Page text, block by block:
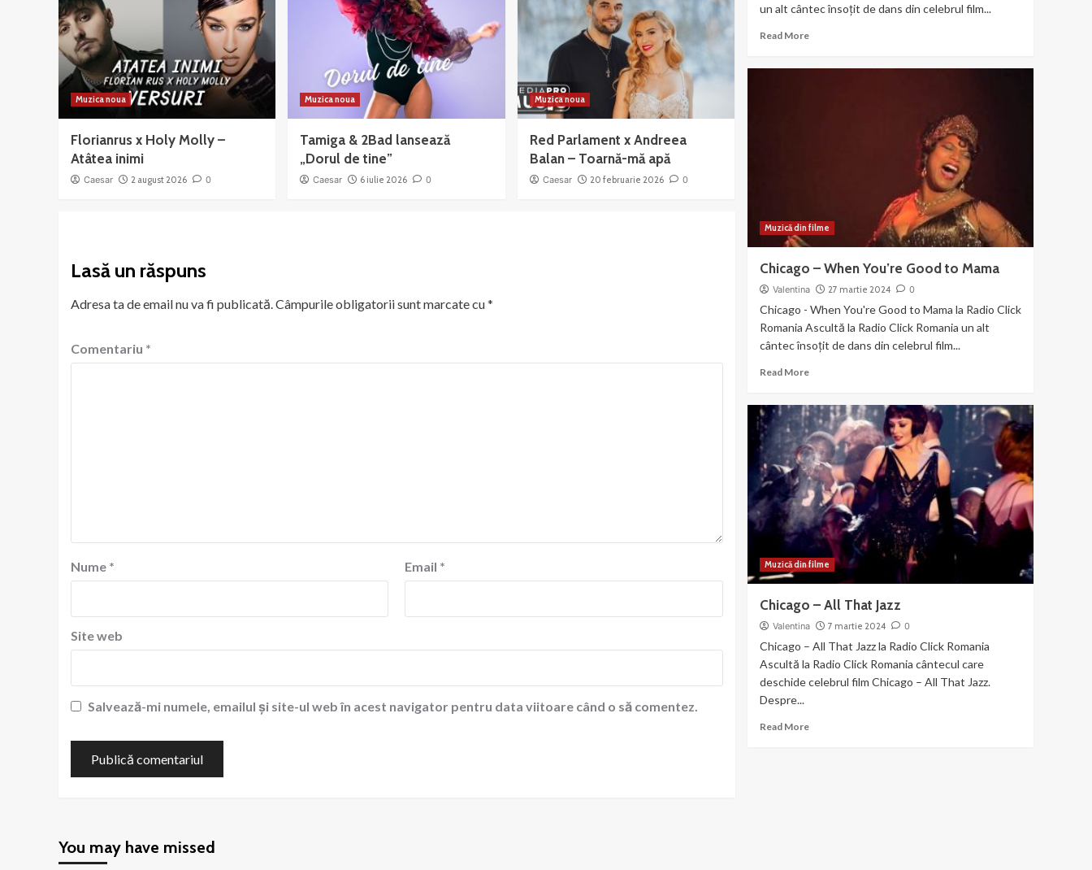
Muzica noua
Florianrus x Holy Molly –
Atâtea inimi
Caesar 2 august 2026 0
Muzica noua
Tamiga & 2Bad lansează
„Dorul de tine”
Caesar 6 iulie 2026 0
Muzica noua
Red Parlament x Andreea
Balan – Toarnă-mă apă
Caesar 20 februarie 2026 0
Lasă un răspuns
Adresa ta de email nu va fi publicată. Câmpurile obligatorii sunt marcate cu*
Comentariu *
Nume * Email *
Site web
Salvează-mi numele, emailul și site-ul web în acest navigator pentru data viitoare când o să comentez.
un alt cântec însoțit de dans din celebrul film...
Read MoreRead
Muzică din filme
Chicago – When You’re Good to Mama
Valentina 27 martie 2024 0
Chicago - When You're Good to Mama la Radio Click
Romania Ascultă la Radio Click Romania un alt
cântec însoțit de dans din celebrul film...
Read MoreRead
Chicago
–
When
You’re
Good
to
Mama
Muzică din filme
Chicago – All That Jazz
Valentina 7 martie 2024 0
Chicago – All That Jazz la Radio Click Romania
Ascultă la Radio Click Romania cântecul care
deschide celebrul film Chicago – All That Jazz.
Despre...
Read MoreRead
You may have missed